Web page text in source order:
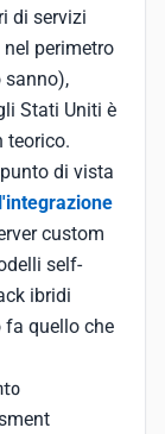
di servizi
perimetro
sanno),
Stati Uniti è
teorico.
di vista
custom
self-
ibridi
fa quello che